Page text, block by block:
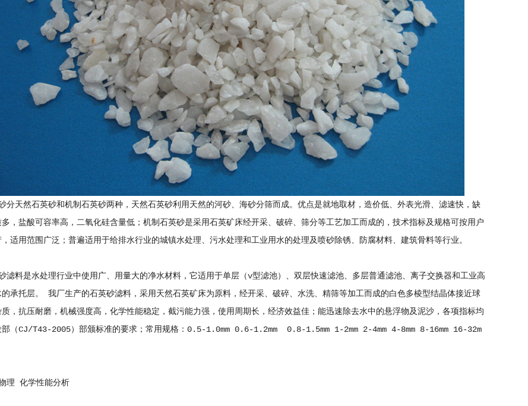
分天然石英砂和机制石英砂两种，天然石英砂利用天然的河砂、海砂分筛而成。优点是就地取材，造价低、外表光滑、滤速快，缺
多，盐酸可容率高，二氧化硅含量低；机制石英砂是采用石英矿床经开采、破碎、筛分等工艺加工而成的，技术指标及规格可按用户
适用范围广泛；普遍适用于给排水行业的城镇水处理、污水处理和工业用水的处理及喷砂除锈、防腐材料、建筑骨料等行业。
滤料是水处理行业中使用广、用量大的净水材料，它适用于单层（v型滤池）、双层快速滤池、多层普通滤池、离子交换器和工业高
承托层。 我厂生产的石英砂滤料，采用天然石英矿床为原料，经开采、破碎、水洗、精筛等加工而成的白色多棱型结晶体接近球
，抗压耐磨，机械强度高，化学性能稳定，截污能力强，使用周期长，经济效益佳；能迅速除去水中的悬浮物及泥沙，各项指标均
部（CJ/T43-2005）部颁标准的要求；常用规格：0.5-1.0mm 0.6-1.2mm 0.8-1.5mm 1-2mm 2-4mm 4-8mm 8-16mm 16-32m
。
理 化学性能分析